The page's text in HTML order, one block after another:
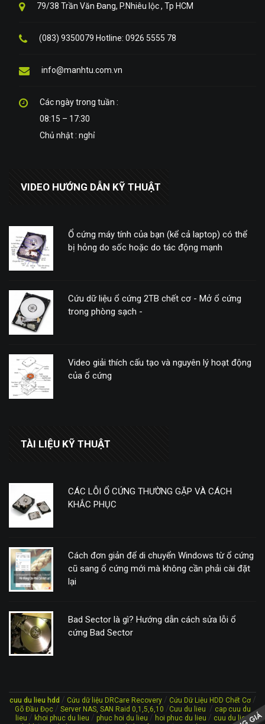
79/38 Trần Văn Đang, P.Nhiêu lộc , Tp HCM
(083) 9350079 Hotline: 0926 5555 78
info@manhtu.com.vn
Các ngày trong tuần :
08:15 – 17:30
Chủ nhật : nghỉ
VIDEO HƯỚNG DẪN KỸ THUẬT
Ổ cứng máy tính của bạn (kể cả laptop) có thể
bị hỏng do sốc hoặc do tác động mạnh
Cứu dữ liệu ổ cứng 2TB chết cơ - Mở ổ cứng
trong phòng sạch -
Video giải thích cấu tạo và nguyên lý hoạt động
của ổ cứng
TÀI LIỆU KỸ THUẬT
CÁC LỖI Ổ CỨNG THƯỜNG GẶP VÀ CÁCH
KHẮC PHỤC
Cách đơn giản để di chuyển Windows từ ổ cứng
cũ sang ổ cứng mới mà không cần phải cài đặt
lại
Bad Sector là gì? Hướng dẫn cách sửa lỗi ổ
cứng Bad Sector
cuu du lieu hdd / Cứu dữ liệu DRCare Recovery/ Cứu Dữ Liệu HDD Chết Cơ/
Gõ Đầu Đọc/ Server NAS, SAN Raid 0,1,5,6,10 /Cuu du lieu / cap cuu du
lieu / khoi phuc du lieu / phuc hoi du lieu / hoi phuc du lieu / cuu du lieu